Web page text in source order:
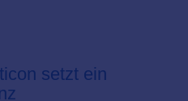
setzt ein